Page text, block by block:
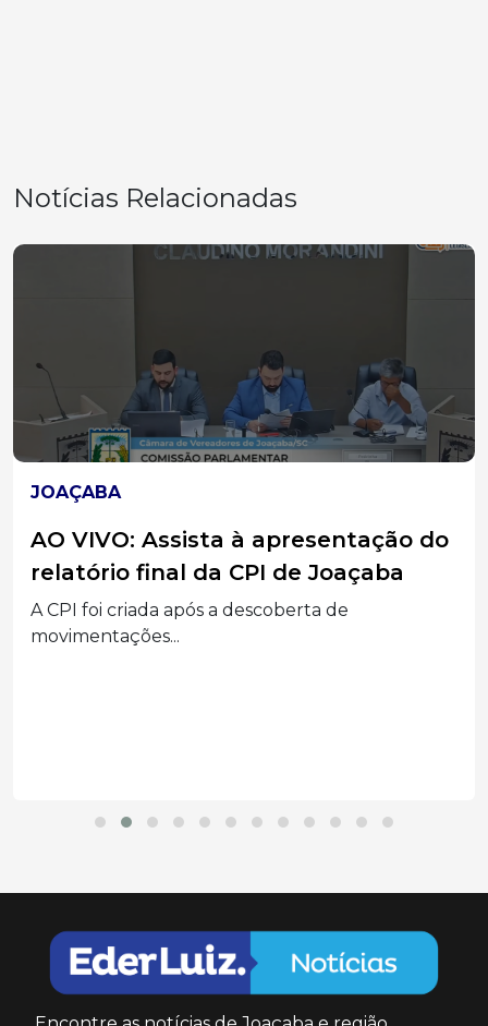
Notícias Relacionadas
JOAÇABA
AO VIVO: Assista à apresentação do
relatório final da CPI de Joaçaba
A CPI foi criada após a descoberta de
movimentações...